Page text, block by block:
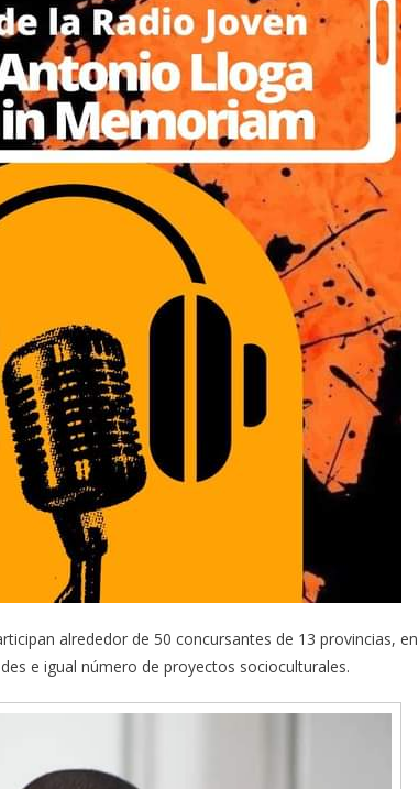
alrededor de 50 concursantes de 13 provincias, en
e igual número de proyectos socioculturales.